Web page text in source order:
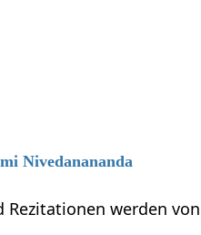
Nivedanananda
werden